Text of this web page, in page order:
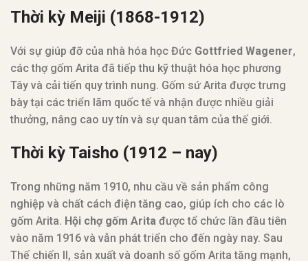
Thời kỳ Meiji (1868-1912)
Với sự giúp đỡ của nhà hóa học Đức Gottfried Wagener,
các thợ gốm Arita đã tiếp thu kỹ thuật hóa học phương
Tây và cải tiến quy trình nung. Gốm sứ Arita được trưng
bày tại các triển lãm quốc tế và nhận được nhiều giải
thưởng, nâng cao uy tín và sự quan tâm của thế giới.
Thời kỳ Taisho (1912 – nay)
Trong những năm 1910, nhu cầu về sản phẩm công
nghiệp và chất cách điện tăng cao, giúp ích cho các lò
gốm Arita. Hội chợ gốm Arita được tổ chức lần đầu tiên
vào năm 1916 và vẫn phát triển cho đến ngày nay. Sau
Thế chiến II, sản xuất và doanh số gốm Arita tăng mạnh,